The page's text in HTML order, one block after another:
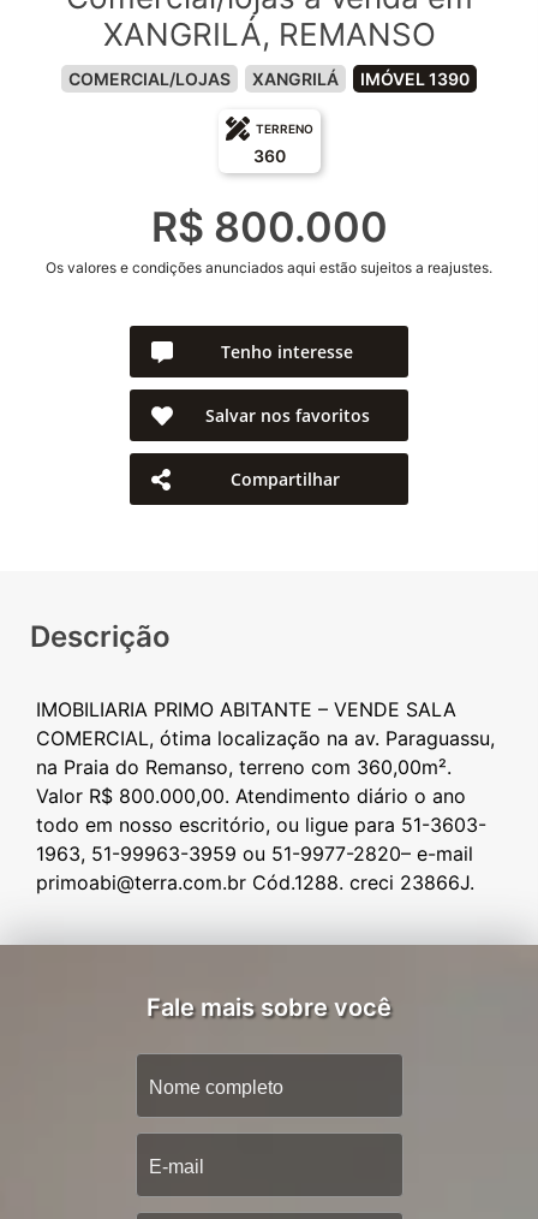
XANGRILÁ, REMANSO
COMERCIAL/LOJAS XANGRILÁ IMÓVEL 1390
TERRENO
360
R$ 800.000
Os valores e condições anunciados aqui estão sujeitos a reajustes.
Tenho interesse
Salvar nos favoritos
Compartilhar
Descrição
IMOBILIARIA PRIMO ABITANTE – VENDE SALA
COMERCIAL, ótima localização na av. Paraguassu,
na Praia do Remanso, terreno com 360,00m².
Valor R$ 800.000,00. Atendimento diário o ano
todo em nosso escritório, ou ligue para 51-3603-
1963, 51-99963-3959 ou 51-9977-2820– e-mail
Fale mais sobre você